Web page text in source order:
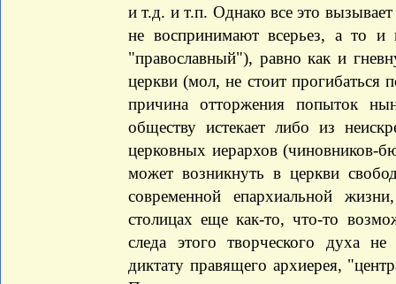
и т.д. и т.п. Однако все это
не воспринимают всерьез, а то и
"православный"), равно как и
церкви (мол, не стоит прогибаться
причина отторжения попыток
обществу истекает либо из
церковных иерархов (чиновников-
может возникнуть в церкви
современной епархиальной
столицах еще как-то, что-то
следа этого творческого духа
диктату правящего архиерея,